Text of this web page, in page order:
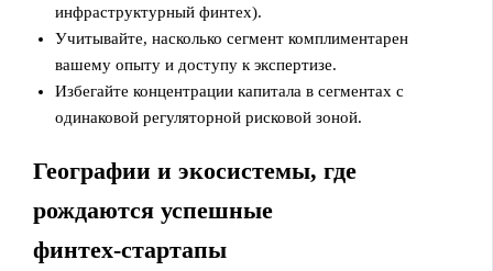
инфраструктурный финтех).
Учитывайте, насколько сегмент комплиментарен
вашему опыту и доступу к экспертизе.
Избегайте концентрации капитала в сегментах с
одинаковой регуляторной рисковой зоной.
Географии и экосистемы, где
рождаются успешные
финтех‑стартапы